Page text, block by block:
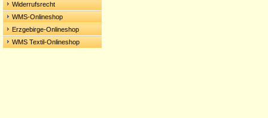
Widerrufsrecht
WMS-Onlineshop
Erzgebirge-Onlineshop
WMS Textil-Onlineshop